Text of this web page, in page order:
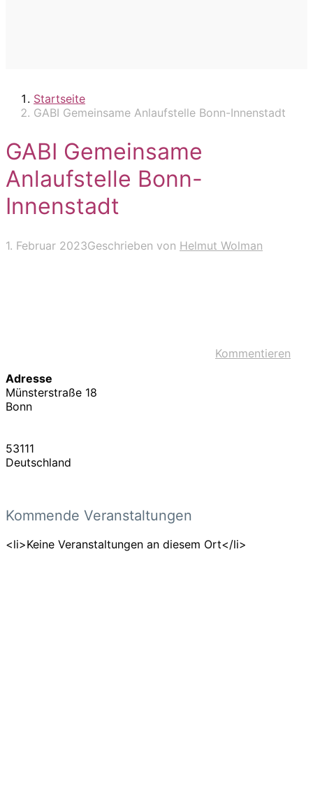
Startseite
GABI Gemeinsame Anlaufstelle Bonn-Innenstadt
GABI Gemeinsame
Anlaufstelle Bonn-
Innenstadt
1. Februar 2023Geschrieben von Helmut Wolman
Kommentieren
Adresse
Münsterstraße 18
Bonn
53111
Deutschland
Kommende Veranstaltungen
<li>Keine Veranstaltungen an diesem Ort</li>